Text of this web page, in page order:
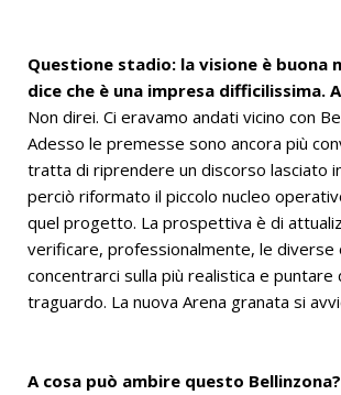
Questione stadio: la visione è buona
dice che è una impresa difficilissima.
Non direi. Ci eravamo andati vicino con
Adesso le premesse sono ancora più
tratta di riprendere un discorso lasciato
perciò riformato il piccolo nucleo
quel progetto. La prospettiva è di
verificare, professionalmente, le diverse
concentrarci sulla più realistica e puntare
traguardo. La nuova Arena granata si
A cosa può ambire questo Bellinzona?